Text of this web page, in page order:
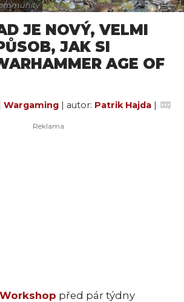
JE NOVÝ, VELMI
JAK SI
AGE OF
Wargaming | autor: Patrik Hajda |
před pár týdny